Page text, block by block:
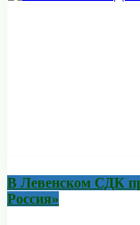
В Левенском СДК
Россия»